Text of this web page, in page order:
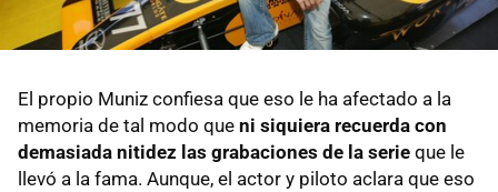
El propio Muniz confiesa que eso le ha afectado a la
memoria de tal modo que ni siquiera recuerda con
demasiada nitidez las grabaciones de la serie que le
llevó a la fama. Aunque, el actor y piloto aclara que eso